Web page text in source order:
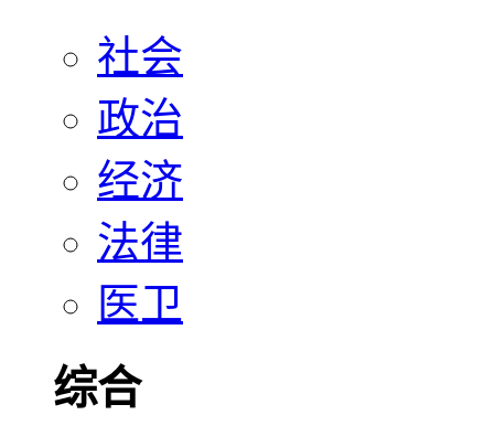
社会
政治
经济
法律
医卫
综合